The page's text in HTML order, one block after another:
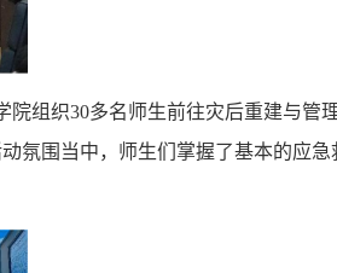
组织30多名师生前往灾后重建与管
氛围当中，师生们掌握了基本的应急